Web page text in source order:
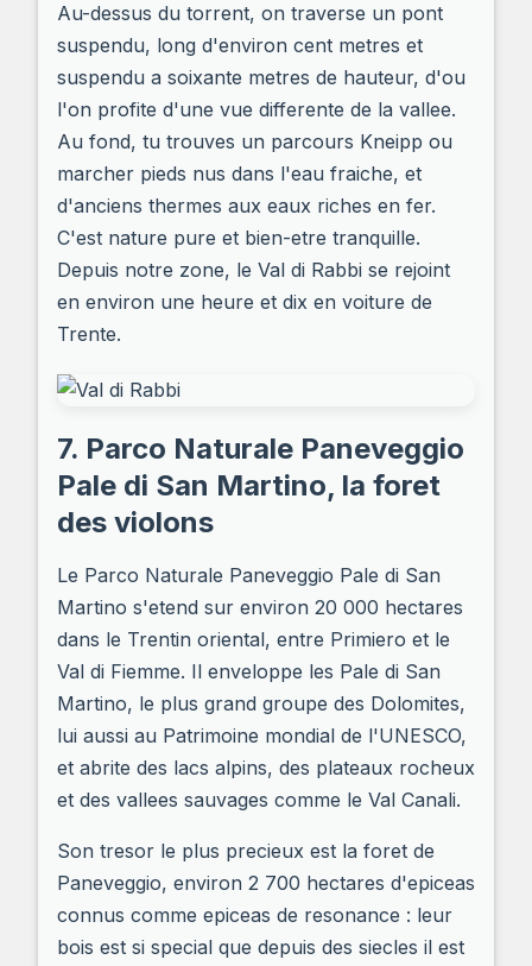
Au-dessus du torrent, on traverse un pont
suspendu, long d'environ cent metres et
suspendu a soixante metres de hauteur, d'ou
l'on profite d'une vue differente de la vallee.
Au fond, tu trouves un parcours Kneipp ou
marcher pieds nus dans l'eau fraiche, et
d'anciens thermes aux eaux riches en fer.
C'est nature pure et bien-etre tranquille.
Depuis notre zone, le Val di Rabbi se rejoint
en environ une heure et dix en voiture de
Trente.
7. Parco Naturale Paneveggio
Pale di San Martino, la foret
des violons
Le Parco Naturale Paneveggio Pale di San
Martino s'etend sur environ 20 000 hectares
dans le Trentin oriental, entre Primiero et le
Val di Fiemme. Il enveloppe les Pale di San
Martino, le plus grand groupe des Dolomites,
lui aussi au Patrimoine mondial de l'UNESCO,
et abrite des lacs alpins, des plateaux rocheux
et des vallees sauvages comme le Val Canali.
Son tresor le plus precieux est la foret de
Paneveggio, environ 2 700 hectares d'epiceas
connus comme epiceas de resonance : leur
bois est si special que depuis des siecles il est